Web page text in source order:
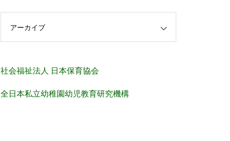
アーカイブ
社会福祉法人 日本保育協会
全日本私立幼稚園幼児教育研究機構